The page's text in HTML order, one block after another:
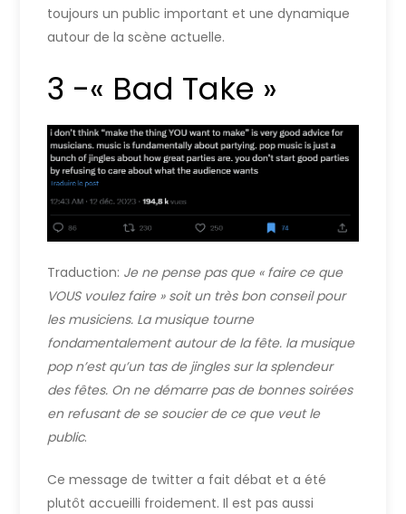
toujours un public important et une dynamique
autour de la scène actuelle.
3 -« Bad Take »
Traduction: Je ne pense pas que « faire ce que
VOUS voulez faire » soit un très bon conseil pour
les musiciens. La musique tourne
fondamentalement autour de la fête. la musique
pop n’est qu’un tas de jingles sur la splendeur
des fêtes. On ne démarre pas de bonnes soirées
en refusant de se soucier de ce que veut le
public.
Ce message de twitter a fait débat et a été
plutôt accueilli froidement. Il est pas aussi